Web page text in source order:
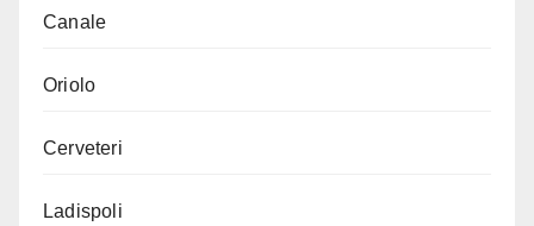
Canale
Oriolo
Cerveteri
Ladispoli